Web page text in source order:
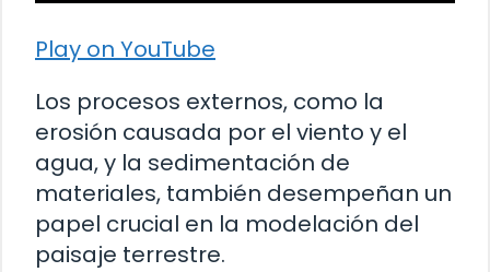
Play on YouTube
Los procesos externos, como la
erosión causada por el viento y el
agua, y la sedimentación de
materiales, también desempeñan un
papel crucial en la modelación del
paisaje terrestre.